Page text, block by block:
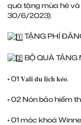
quà tặng mùa hè
30/6/2023):
TẶNG PHÍ
BỘ QUÀ TẶNG
• 01 𝐕𝐚𝐥𝐢 𝐝𝐮 𝐥𝐢̣𝐜𝐡 𝐤𝐞́𝐨.
• 02 Nón bảo hiểm
• 01 móc khoá